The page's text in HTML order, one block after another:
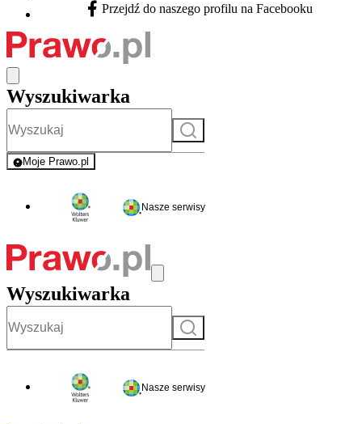
Facebook - otwiera się w nowej karcie
Przejdź do naszego profilu na Facebooku
Wyszukiwarka
Szukaj
Moje Prawo.pl
- rejestracja i logowanie do serwisu
Nasze serwisy
Wyszukiwarka
Szukaj
Nasze serwisy